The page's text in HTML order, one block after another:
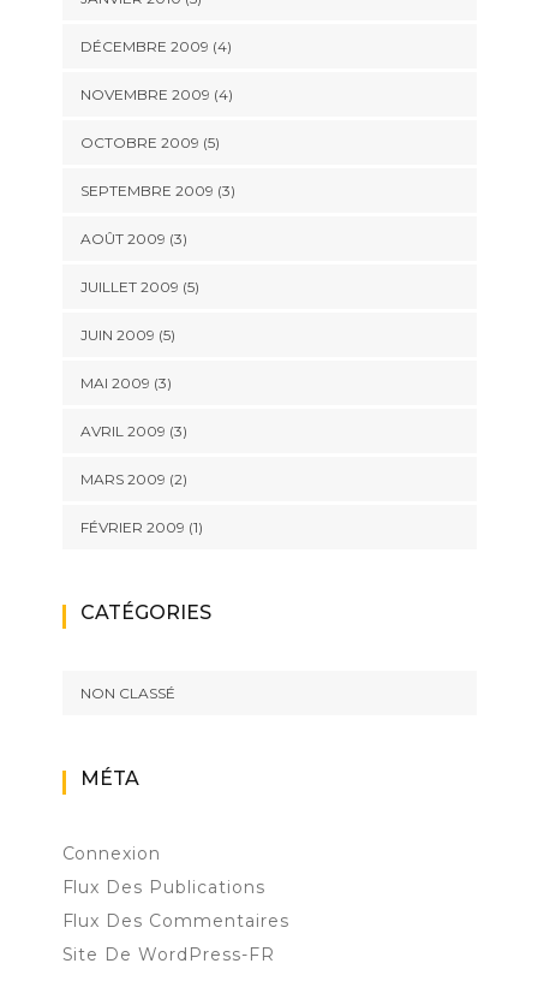
DÉCEMBRE 2009 (4)
NOVEMBRE 2009 (4)
OCTOBRE 2009 (5)
SEPTEMBRE 2009 (3)
AOÛT 2009 (3)
JUILLET 2009 (5)
JUIN 2009 (5)
MAI 2009 (3)
AVRIL 2009 (3)
MARS 2009 (2)
FÉVRIER 2009 (1)
CATÉGORIES
NON CLASSÉ
MÉTA
Connexion
Flux Des Publications
Flux Des Commentaires
Site De WordPress-FR